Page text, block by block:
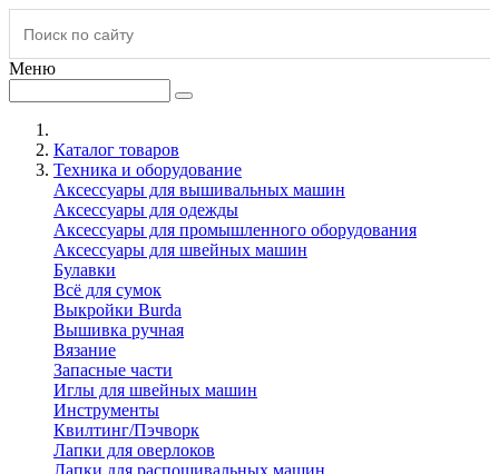
Меню
Каталог товаров
Техника и оборудование
Аксессуары для вышивальных машин
Аксессуары для одежды
Аксессуары для промышленного оборудования
Аксессуары для швейных машин
Булавки
Всё для сумок
Выкройки Burda
Вышивка ручная
Вязание
Запасные части
Иглы для швейных машин
Инструменты
Квилтинг/Пэчворк
Лапки для оверлоков
Лапки для распошивальных машин